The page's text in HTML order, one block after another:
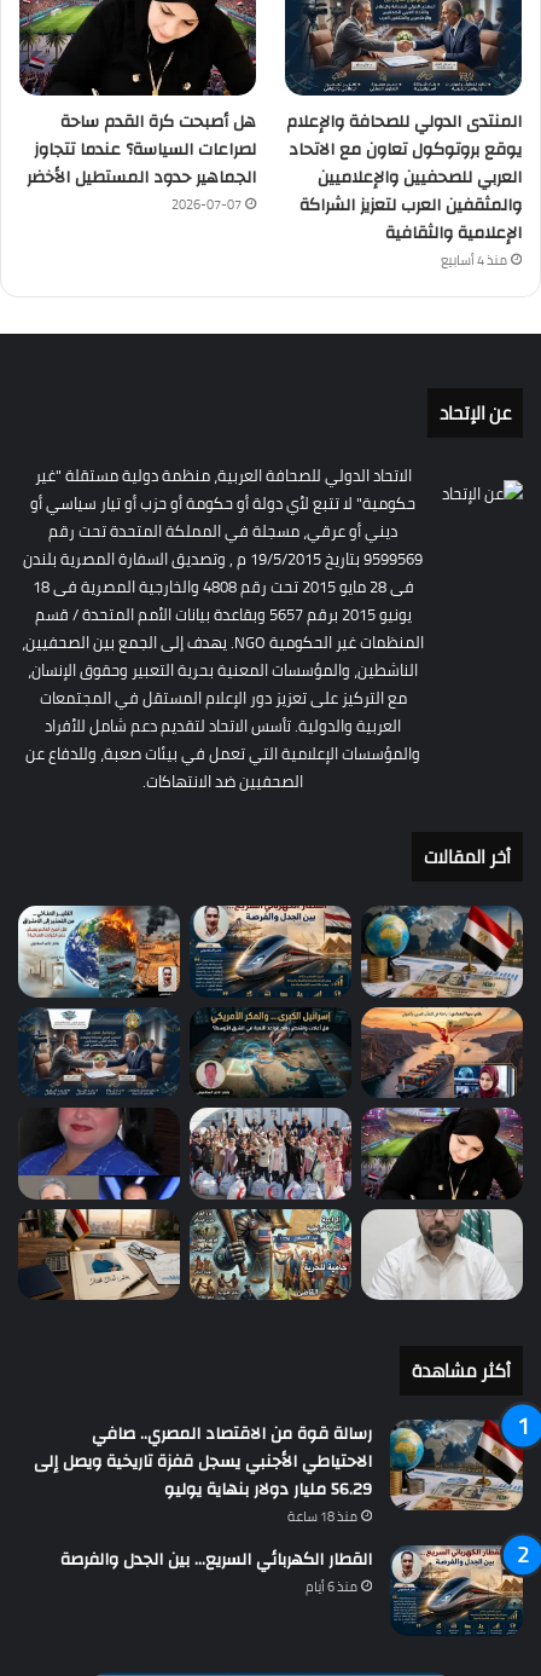
المنتدى الدولي للصحافة والإعلام
يوقع بروتوكول تعاون مع الاتحاد
العربي للصحفيين والإعلاميين
والمثقفين العرب لتعزيز الشراكة
الإعلامية والثقافية
منذ 4 أسابيع
هل أصبحت كرة القدم ساحة
لصراعات السياسة؟ عندما تتجاوز
الجماهير حدود المستطيل الأخضر
2026-07-07
عن الإتحاد
الاتحاد الدولي للصحافة العربية، منظمة دولية مستقلة "غير
حكومية" لا تتبع لأي دولة أو حكومة أو حزب أو تيار سياسي أو
ديني أو عرقي، مسجلة في المملكة المتحدة تحت رقم
9599569 بتاريخ 19/5/2015 م , وتصديق السفارة المصرية بلندن
فى 28 مايو 2015 تحت رقم 4808 والخارجية المصرية فى 18
يونيو 2015 برقم 5657 وبقاعدة بيانات الأمم المتحدة / قسم
المنظمات غير الحكومية NGO. يهدف إلى الجمع بين الصحفيين،
الناشطين، والمؤسسات المعنية بحرية التعبير وحقوق الإنسان،
مع التركيز على تعزيز دور الإعلام المستقل في المجتمعات
العربية والدولية. تأسس الاتحاد لتقديم دعم شامل للأفراد
والمؤسسات الإعلامية التي تعمل في بيئات صعبة، وللدفاع عن
الصحفيين ضد الانتهاكات.
أخر المقالات
أكثر مشاهدة
رسالة قوة من الاقتصاد المصري.. صافي
الاحتياطي الأجنبي يسجل قفزة تاريخية ويصل إلى
56.29 مليار دولار بنهاية يوليو
منذ 18 ساعة
القطار الكهربائي السريع… بين الجدل والفرصة
منذ 6 أيام